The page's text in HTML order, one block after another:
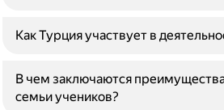
Как Турция участвует в
В чем заключаются
семьи учеников?